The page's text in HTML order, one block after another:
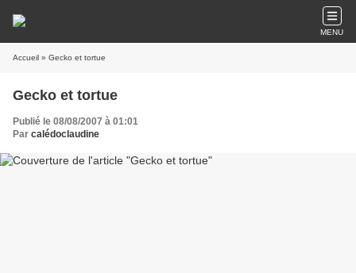
MENU
Accueil » Gecko et tortue
Gecko et tortue
Publié le 08/08/2007 à 01:01
Par calédoclaudine